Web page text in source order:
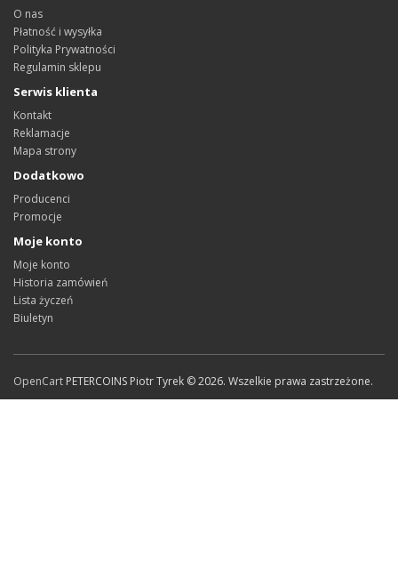
O nas
Płatność i wysyłka
Polityka Prywatności
Regulamin sklepu
Serwis klienta
Kontakt
Reklamacje
Mapa strony
Dodatkowo
Producenci
Promocje
Moje konto
Moje konto
Historia zamówień
Lista życzeń
Biuletyn
OpenCart PETERCOINS Piotr Tyrek © 2026. Wszelkie prawa zastrzeżone.